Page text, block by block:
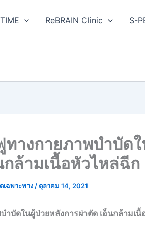
ReBRAIN Clinic S-
างกายภาพบำบัด
กล้ามเนื้อหัวไหล่ฉีก
เฉพาะทาง / ตุลาคม 14, 2021
บัดในผู้ป่วยหลังการผ่าตัด เอ็นกล้ามเ